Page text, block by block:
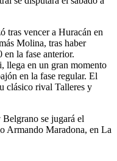
tras vencer a Huracán en
Molina, tras haber
la fase anterior.
llega en un gran momento
en la fase regular. El
clásico rival Talleres y
se jugará el
Armando Maradona, en La